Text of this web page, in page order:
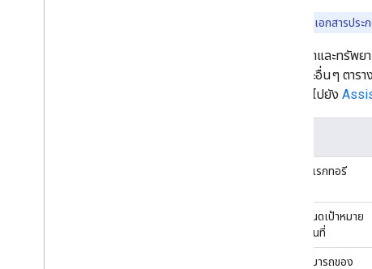
ดูเอกสารประ
การตั้งค่าและทรัพ
โลโก้ และอื่นๆ ตา
ของคุณไปยัง
ข้อมูลไดเรกทอรี
การกำหนดเป้าหมาย
ตามสถานที่
ความสามารถของ